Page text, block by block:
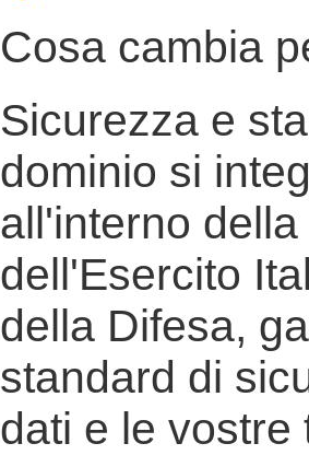
Cosa cambia
Sicurezza e
dominio si
all'interno
dell'Esercito
della Difesa,
standard di
dati e le vostre